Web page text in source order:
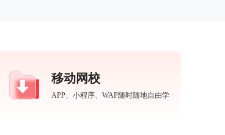
移动网校
APP、小程序、WAP随时随地自由学